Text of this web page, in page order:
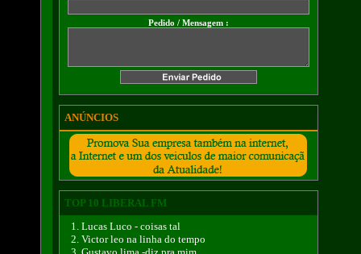
Pedido / Mensagem :
ANÚNCIOS
TOP 10 LIBERAL FM
1. Lucas Luco - coisas tal
2. Victor leo na linha do tempo